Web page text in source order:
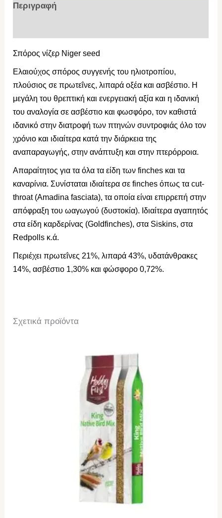
Περιγραφή
Σπόρος νίζερ Niger seed
Ελαιούχος σπόρος συγγενής του ηλιοτροπίου,
πλούσιος σε πρωτεΐνες, λιπαρά οξέα και ασβέστιο. Η
μεγάλη του θρεπτική και ενεργειακή αξία και η ιδανική
του αναλογία σε ασβέστιο και φωσφόρο, τον καθιστά
ιδανικό στην διατροφή των πτηνών συντροφιάς όλο τον
χρόνιο και ιδιαίτερα κατά την διάρκεια της
αναπαραγωγής, στην ανάπτυξη και στην πτερόρροια.
Απαραίτητος για τα όλα τα είδη των finches και τα
καναρίνια. Συνίσταται ιδιαίτερα σε finches όπως τα cut-
throat (Amadina fasciata), τα οποία είναι επιρρεπή στην
απόφραξη του ωαγωγού (δυστοκία). Ιδιαίτερα αγαπητός
στα είδη καρδερίνας (Goldfinches), στα Siskins, στα
Redpolls κ.ά.
Περιέχει πρωτεΐνες 21%, λιπαρά 43%, υδατάνθρακες
14%, ασβέστιο 1,30% και φώσφορο 0,72%.
Σχετικά προϊόντα